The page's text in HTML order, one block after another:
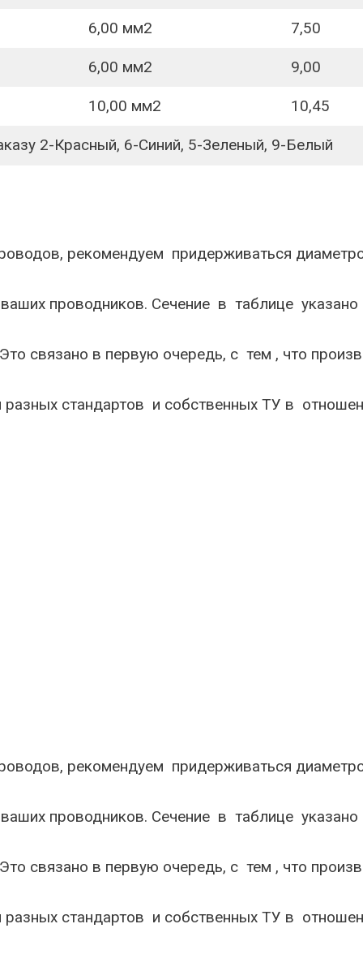
6,00 мм2 7,50
6,00 мм2 9,00
10,00 мм2 10,45
2-Красный, 6-Синий, 5-Зеленый, 9-Белый
рекомендуем придерживаться
проводников. Сечение в таблице
связано в первую очередь, с тем , что
стандартов и собственных ТУ в
рекомендуем придерживаться
проводников. Сечение в таблице
связано в первую очередь, с тем , что
стандартов и собственных ТУ в